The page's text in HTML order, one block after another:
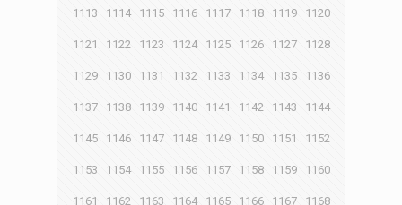
1113 1114 1115 1116 1117 1118 1119 1120
1121 1122 1123 1124 1125 1126 1127 1128
1129 1130 1131 1132 1133 1134 1135 1136
1137 1138 1139 1140 1141 1142 1143 1144
1145 1146 1147 1148 1149 1150 1151 1152
1153 1154 1155 1156 1157 1158 1159 1160
1161 1162 1163 1164 1165 1166 1167 1168